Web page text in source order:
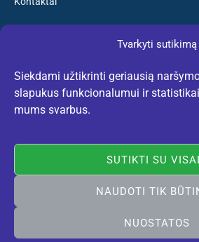
Tvarkyti sutikimą
Siekdami užtikrinti geriausią
slapukus funkcionalumui ir
mums svarbus.
SUTIKTI SU
NAUDOTI TIK
NUOSTATOS
El. paštas: kokybiskibatai@gmail.com
Tel. +370 659 77132
© 2005-2026 Vilniaus Avalynė. Visos
Vilniausweb